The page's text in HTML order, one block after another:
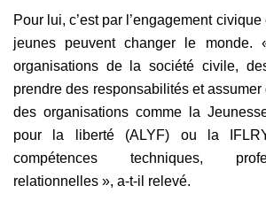
Pour lui, c’est par l’engagement
jeunes peuvent changer le monde.
organisations de la société civile,
prendre des responsabilités et
des organisations comme la
pour la liberté (ALYF) ou la
compétences techniques,
relationnelles », a-t-il relevé.